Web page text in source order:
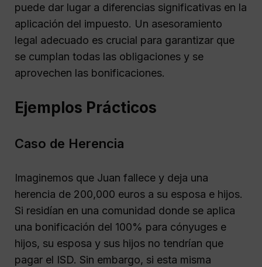
puede dar lugar a diferencias significativas en la
aplicación del impuesto. Un asesoramiento
legal adecuado es crucial para garantizar que
se cumplan todas las obligaciones y se
aprovechen las bonificaciones.
Ejemplos Prácticos
Caso de Herencia
Imaginemos que Juan fallece y deja una
herencia de 200,000 euros a su esposa e hijos.
Si residían en una comunidad donde se aplica
una bonificación del 100% para cónyuges e
hijos, su esposa y sus hijos no tendrían que
pagar el ISD. Sin embargo, si esta misma